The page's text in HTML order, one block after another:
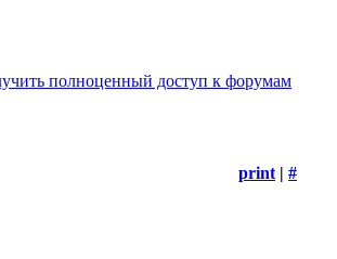
полноценный доступ к форумам
print | #